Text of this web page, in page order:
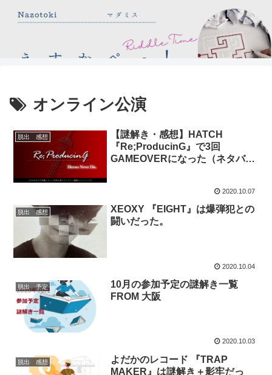
オンライン公演
脱出 感想
【謎解き・感想】HATCH
『Re;ProducinG』で3回
GAMEOVERになった（ネタバレ
2020.10.07
脱出 感想
XEOXY 『EIGHT』は爆弾犯との
闘いだった。
2020.10.04
脱出 予定
10月の参加予定の謎解き一覧
FROM 大阪
2020.10.03
脱出 感想
よだかのレコード 『TRAP
MAKER』は謎解き＋影牢だっ